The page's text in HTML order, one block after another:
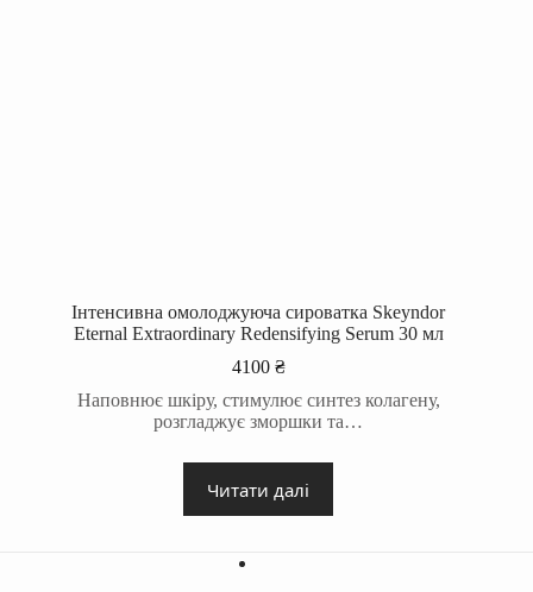
Інтенсивна омолоджуюча сироватка Skeyndor
Eternal Extraordinary Redensifying Serum 30 мл
4100 ₴
Наповнює шкіру, стимулює синтез колагену,
розгладжує зморшки та…
Читати далі